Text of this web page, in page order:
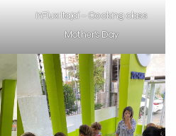
inFlux Itajaí – Cooking class
Mother’s Day